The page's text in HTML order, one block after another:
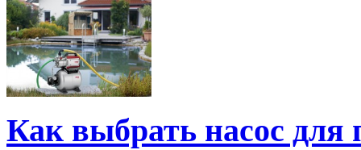
Как выбрать насос для